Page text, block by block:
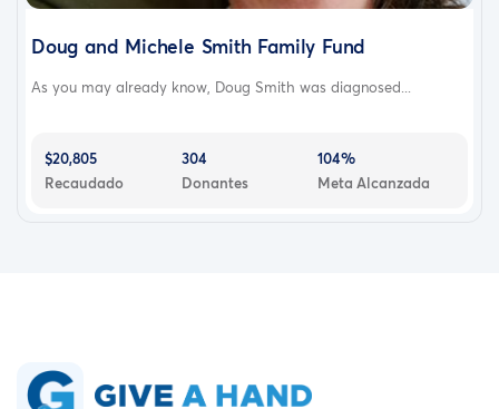
Doug and Michele Smith Family Fund
As you may already know, Doug Smith was diagnosed...
$20,805
Recaudado
304
Donantes
104%
Meta Alcanzada